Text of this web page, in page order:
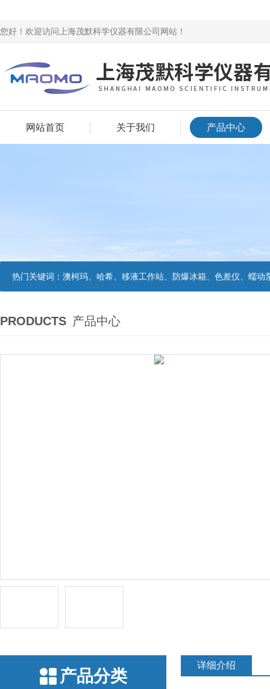
您好！欢迎访问上海茂默科学仪器有限公司网站！
网站首页 关于我们 产品中心
热门关键词： 澳柯玛、哈希、移液工作站、防爆冰箱、色差仪、蠕动
PRODUCTS 产品中心
产品分类
详细介绍